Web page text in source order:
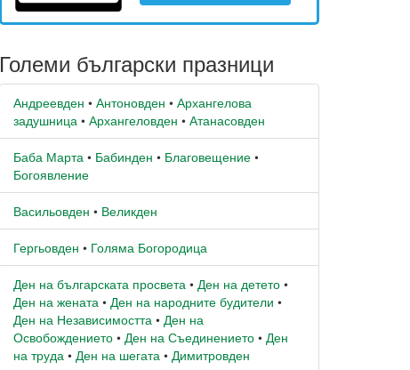
Големи български празници
Андреевден • Антоновден • Архангелова
задушница • Архангеловден • Атанасовден
Баба Марта • Бабинден • Благовещение •
Богоявление
Васильовден • Великден
Гергьовден • Голяма Богородица
Ден на българската просвета • Ден на детето •
Ден на жената • Ден на народните будители •
Ден на Независимостта • Ден на
Освобождението • Ден на Съединението • Ден
на труда • Ден на шегата • Димитровден